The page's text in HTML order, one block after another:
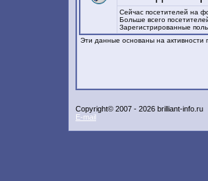
Сейчас посетителей на
Больше всего
Зарегистрированные
Эти данные основаны на активности
Copyright© 2007 - 2026 brilliant-info.ru
E-mail